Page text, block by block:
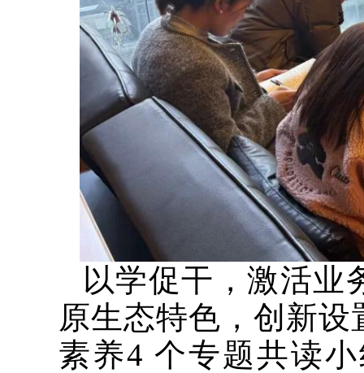
以学促干，激活业
原生态特色，创新
素养4 个专题共读